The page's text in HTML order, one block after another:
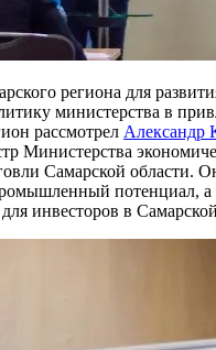
региона для
министерства в
рассмотрел Александр
Министерства
Самарской области.
потенциал, а
инвесторов в